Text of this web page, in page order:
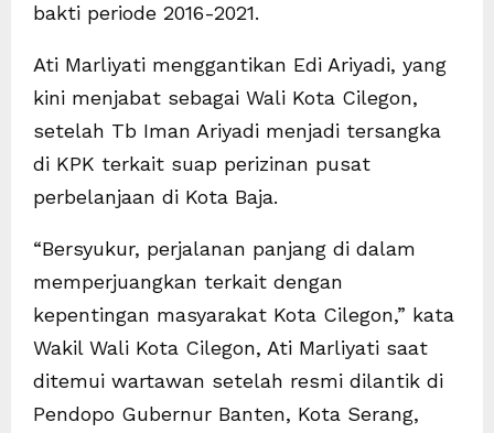
bakti periode 2016-2021.
Ati Marliyati menggantikan Edi Ariyadi, yang
kini menjabat sebagai Wali Kota Cilegon,
setelah Tb Iman Ariyadi menjadi tersangka
di KPK terkait suap perizinan pusat
perbelanjaan di Kota Baja.
“Bersyukur, perjalanan panjang di dalam
memperjuangkan terkait dengan
kepentingan masyarakat Kota Cilegon,” kata
Wakil Wali Kota Cilegon, Ati Marliyati saat
ditemui wartawan setelah resmi dilantik di
Pendopo Gubernur Banten, Kota Serang,